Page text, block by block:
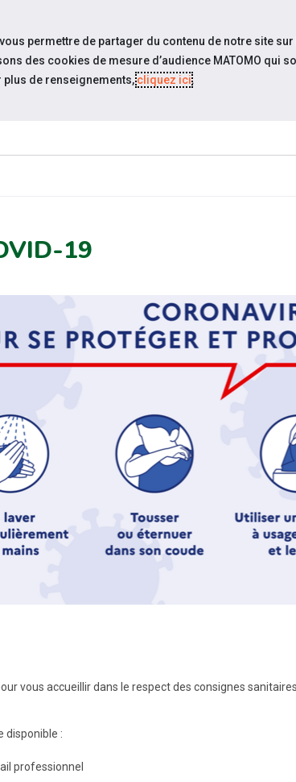
QUI SOMMES-
19
vous accueillir dans le respect des consignes
disponible :
professionnel
permettre de partager du contenu de notre site sur
des cookies de mesure d’audience MATOMO qui
plus de renseignements,cliquez ici.